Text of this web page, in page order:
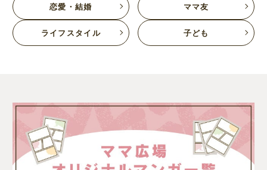
恋愛・結婚 ママ友
ライフスタイル 子ども